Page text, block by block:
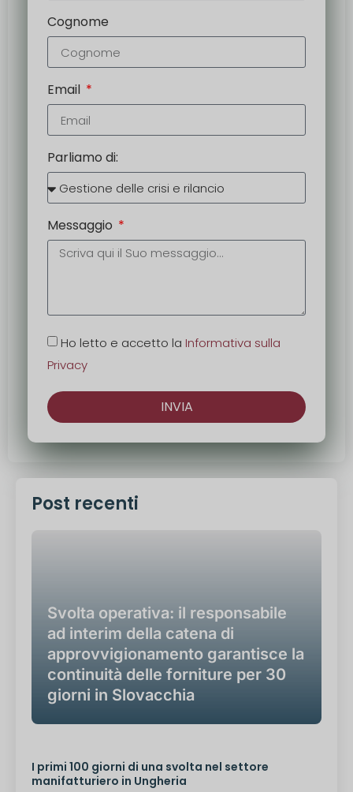
Cognome
Email
Parliamo di:
Messaggio
Ho letto e accetto la Informativa sulla
Privacy
INVIA
Post recenti
Svolta operativa: il responsabile
ad interim della catena di
approvvigionamento garantisce la
continuità delle forniture per 30
giorni in Slovacchia
I primi 100 giorni di una svolta nel settore
manifatturiero in Ungheria